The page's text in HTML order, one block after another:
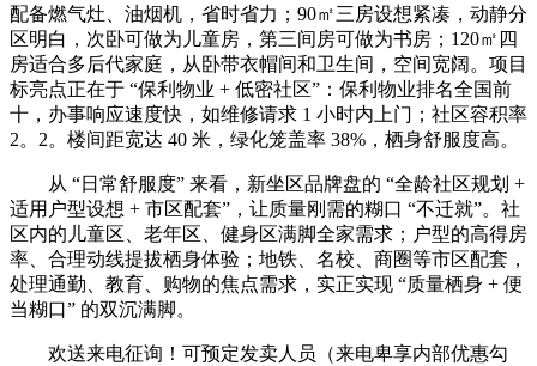
配备燃气灶、油烟机，省时省力；90㎡三房设想紧凑，动静分
区明白，次卧可做为儿童房，第三间房可做为书房；120㎡四
房适合多后代家庭，从卧带衣帽间和卫生间，空间宽阔。项目
标亮点正在于 “保利物业 + 低密社区”：保利物业排名全国前
十，办事响应速度快，如维修请求 1 小时内上门；社区容积率
2。2。楼间距宽达 40 米，绿化笼盖率 38%，栖身舒服度高。
从 “日常舒服度” 来看，新坐区品牌盘的 “全龄社区规划 +
适用户型设想 + 市区配套”，让质量刚需的糊口 “不迁就”。社
区内的儿童区、老年区、健身区满脚全家需求；户型的高得房
率、合理动线提拔栖身体验；地铁、名校、商圈等市区配套，
处理通勤、教育、购物的焦点需求，实正实现 “质量栖身 + 便
当糊口” 的双沉满脚。
欢送来电征询！可预定发卖人员（来电卑享内部优惠勾